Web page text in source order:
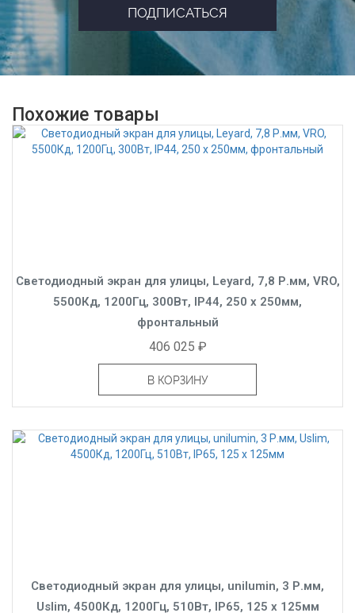
Похожие товары
Светодиодный экран для улицы, Leyard, 7,8 Р.мм, VRO,
5500Кд, 1200Гц, 300Вт, IP44, 250 x 250мм,
фронтальный
406 025 ₽
В КОРЗИНУ
Светодиодный экран для улицы, unilumin, 3 Р.мм,
Uslim, 4500Кд, 1200Гц, 510Вт, IP65, 125 x 125мм